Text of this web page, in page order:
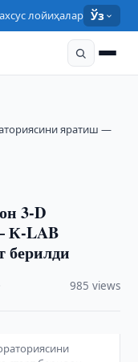
лойиҳалар Ўз
яратиш —
3-D
К-LAB
берилди
985 views